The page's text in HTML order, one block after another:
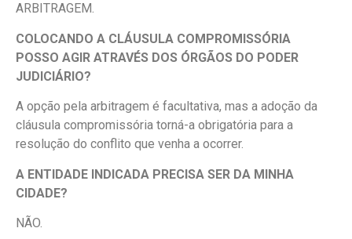
ARBITRAGEM.
COLOCANDO A CLÁUSULA COMPROMISSÓRIA
POSSO AGIR ATRAVÉS DOS ÓRGÃOS DO PODER
JUDICIÁRIO?
A opção pela arbitragem é facultativa, mas a adoção da
cláusula compromissória torná-a obrigatória para a
resolução do conflito que venha a ocorrer.
A ENTIDADE INDICADA PRECISA SER DA MINHA
CIDADE?
NÃO.